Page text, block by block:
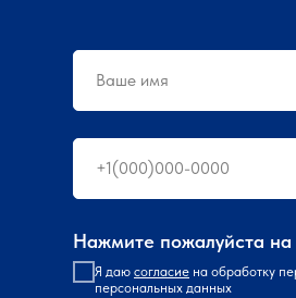
Нажмите пожалуйста на
Я даю согласие на обработку
персональных данных